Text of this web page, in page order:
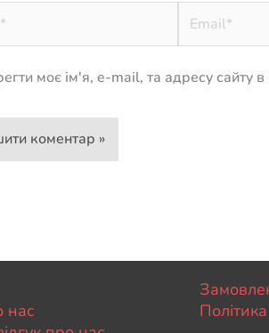
моє ім'я, e-mail, та адресу сайту
нас